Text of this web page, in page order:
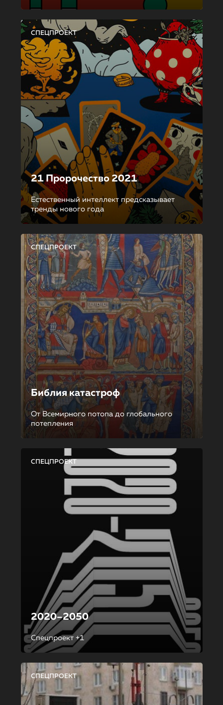
СПЕЦПРОЕКТ
21 Пророчество 2021
Естественный интеллект предсказывает
тренды нового года
СПЕЦПРОЕКТ
Библия катастроф
От Всемирного потопа до глобального
потепления
СПЕЦПРОЕКТ
2020–2050
Спецпроект +1
СПЕЦПРОЕКТ